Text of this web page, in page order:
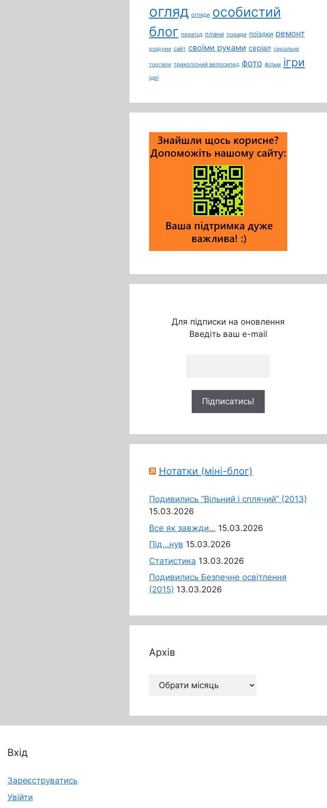
огляд огляди особистий
блог переїзд плани поради поїздки ремонт
роздуми сайт своїми руками серіал серіальне
торгівля триколісний велосипед фото фільм ігри
ідеї
Для підписки на оновлення
Введіть ваш e-mail
Нотатки (міні-блог)
Подивились “Вільний і сплячий” (2013)
15.03.2026
Все як завжди… 15.03.2026
Під…нув 15.03.2026
Статистика 13.03.2026
Подивились Безпечне освітлення
(2015) 13.03.2026
Архів
Архів
Вхід
Зареєструватись
Увійти